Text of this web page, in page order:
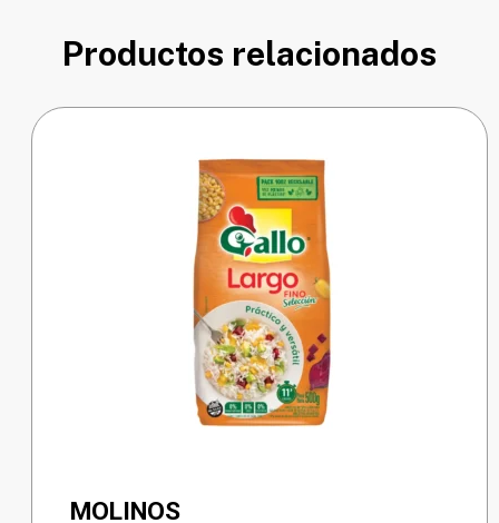
Productos relacionados
MOLINOS